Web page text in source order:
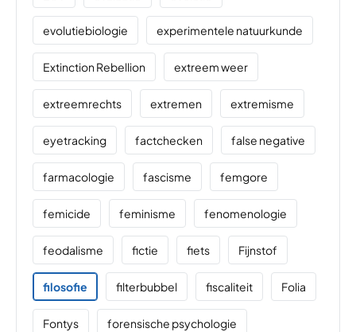
evolutiebiologie experimentele natuurkunde
Extinction Rebellion extreem weer
extreemrechts extremen extremisme
eyetracking factchecken false negative
farmacologie fascisme femgore
femicide feminisme fenomenologie
feodalisme fictie fiets Fijnstof
filosofie filterbubbel fiscaliteit Folia
Fontys forensische psychologie